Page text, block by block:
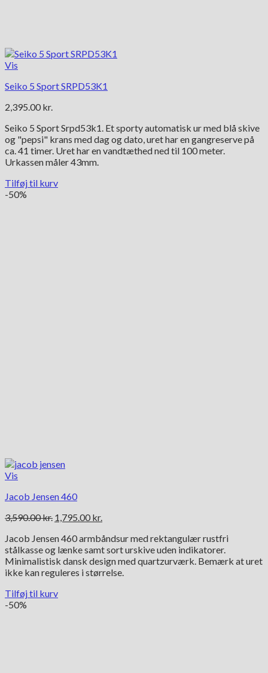
Vis
Seiko 5 Sport SRPD53K1
2,395.00 kr.
Seiko 5 Sport Srpd53k1. Et sporty automatisk ur med blå skive
og "pepsi" krans med dag og dato, uret har en gangreserve på
ca. 41 timer. Uret har en vandtæthed ned til 100 meter.
Urkassen måler 43mm.
Tilføj til kurv
-50%
Vis
Jacob Jensen 460
3,590.00kr. Den
pris
var:
3,590.00 kr..
1,795.00 kr.
pris
er:
1,795.00 kr..
Jacob Jensen 460 armbåndsur med rektangulær rustfri
stålkasse og lænke samt sort urskive uden indikatorer.
Minimalistisk dansk design med quartzurværk. Bemærk at uret
ikke kan reguleres i størrelse.
Tilføj til kurv
-50%